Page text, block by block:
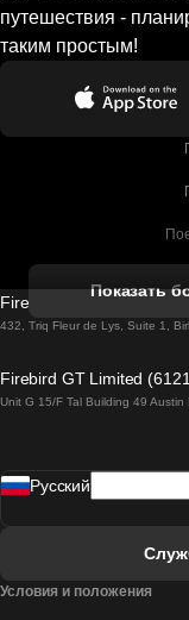
путешествия -
таким простым!
Показать
Firebird GT Limited (OC
432, Triq Fleur de Lys, Suite 1,
Firebird GT Limited
Unit G 15/F Tal Building 49
Pусский
Условия и положения